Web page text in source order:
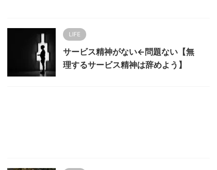
LIFE
サービス精神がない←問題ない【無
理するサービス精神は辞めよう】